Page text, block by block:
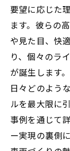
要望に応じた
ます。彼らの
や見た目、快
り、個々のラ
が誕生します
日々どのよう
ルを最大限に
事例を通じて
ー実現の裏側